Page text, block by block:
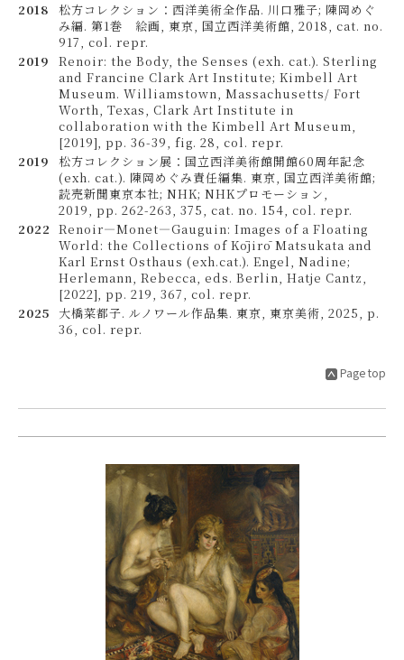
2018
松方コレクション：西洋美術全作品. 川口雅子; 陳岡めぐ
み編. 第1巻 絵画, 東京, 国立西洋美術館, 2018, cat. no.
917, col. repr.
2019
Renoir: the Body, the Senses (exh. cat.). Sterling
and Francine Clark Art Institute; Kimbell Art
Museum. Williamstown, Massachusetts/ Fort
Worth, Texas, Clark Art Institute in
collaboration with the Kimbell Art Museum,
[2019], pp. 36-39, fig. 28, col. repr.
2019
松方コレクション展：国立西洋美術館開館60周年記念
(exh. cat.). 陳岡めぐみ責任編集. 東京, 国立西洋美術館;
読売新聞東京本社; NHK; NHKプロモーション,
2019, pp. 262-263, 375, cat. no. 154, col. repr.
2022 Renoir—Monet—Gauguin: Images of a Floating
World: the Collections of Kōjirō Matsukata and
Karl Ernst Osthaus (exh.cat.). Engel, Nadine;
Herlemann, Rebecca, eds. Berlin, Hatje Cantz,
[2022], pp. 219, 367, col. repr.
2025
大橋菜都子. ルノワール作品集. 東京, 東京美術, 2025, p.
36, col. repr.
Page top